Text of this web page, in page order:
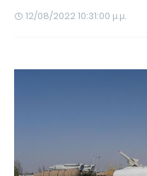
12/08/2022 10:31:00 μ.μ.